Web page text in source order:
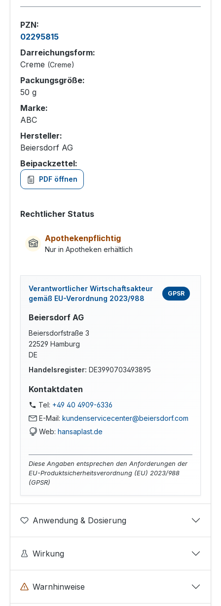
PZN:
02295815
Darreichungsform:
Creme (Creme)
Packungsgröße:
50 g
Marke:
ABC
Hersteller:
Beiersdorf AG
Beipackzettel:
PDF öffnen
Rechtlicher Status
Apothekenpflichtig
Nur in Apotheken erhältlich
Verantwortlicher Wirtschaftsakteur
gemäß EU-Verordnung 2023/988
GPSR
Beiersdorf AG
Beiersdorfstraße 3
22529 Hamburg
DE
Handelsregister: DE3990703493895
Kontaktdaten
Tel: +49 40 4909-6336
E-Mail: kundenservicecenter@beiersdorf.com
Web: hansaplast.de
Diese Angaben entsprechen den Anforderungen der
EU-Produktsicherheitsverordnung (EU) 2023/988
(GPSR)
Anwendung & Dosierung
Wirkung
Warnhinweise